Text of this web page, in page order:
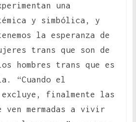
una
y simbólica, y
la esperanza de
trans que son de
hombres trans que es
“Cuando el
finalmente las
ven mermadas a vivir